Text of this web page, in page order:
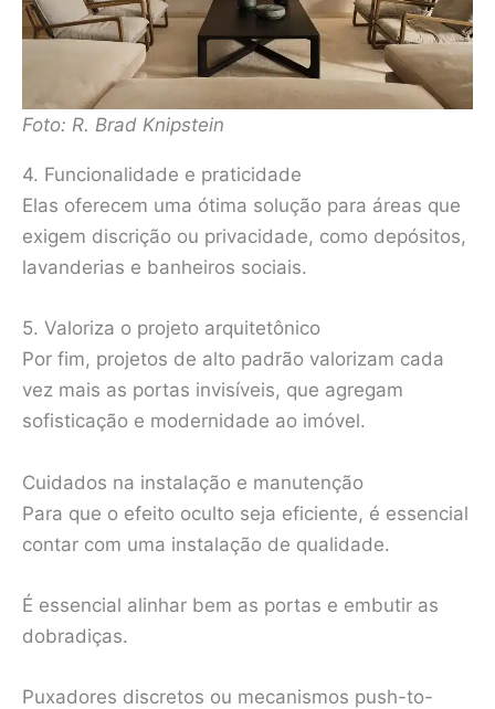
Foto: R. Brad Knipstein
4. Funcionalidade e praticidade
Elas oferecem uma ótima solução para áreas que
exigem discrição ou privacidade, como depósitos,
lavanderias e banheiros sociais.
5. Valoriza o projeto arquitetônico
Por fim, projetos de alto padrão valorizam cada
vez mais as portas invisíveis, que agregam
sofisticação e modernidade ao imóvel.
Cuidados na instalação e manutenção
Para que o efeito oculto seja eficiente, é essencial
contar com uma instalação de qualidade.
É essencial alinhar bem as portas e embutir as
dobradiças.
Puxadores discretos ou mecanismos push-to-